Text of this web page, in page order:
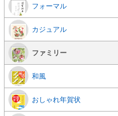
フォーマル
カジュアル
ファミリー
和風
おしゃれ年賀状